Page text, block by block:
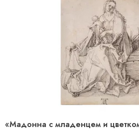
«Мадонна с младенцем и